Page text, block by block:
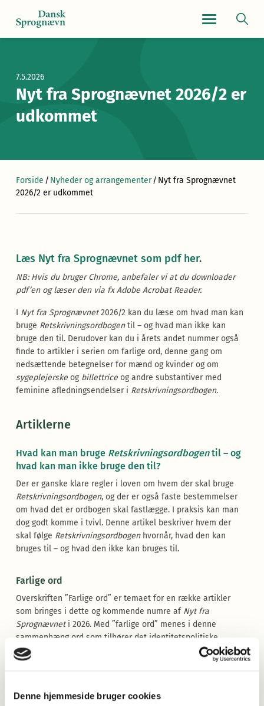
Denne hjemmeside bruger cookies
7.5.2026
Nyt fra Sprognævnet 2026/2 er
udkommet
Forside / Nyheder og arrangementer/ Nyt fra Sprognævnet
2026/2 er udkommet
Læs Nyt fra Sprognævnet som pdf her.
NB: Hvis du bruger Chrome, anbefaler vi at du downloader
pdf’en og læser den via fx Adobe Acrobat Reader.
I Nyt fra Sprognævnet2026/2 kan du læse om hvad man kan
bruge Retskrivningsordbogentil – og hvad man ikke kan
bruge den til. Derudover kan du i årets andet nummer også
finde to artikler i serien om farlige ord, denne gang om
nedsættende betegnelser for mænd og kvinder og om
sygeplejerskeog billettriceog andre substantiver med
feminine afledningsendelser i Retskrivningsordbogen.
Artiklerne
Hvad kan man bruge Retskrivningsordbogentil – og
hvad kan man ikke bruge den til?
Der er ganske klare regler i loven om hvem der skal bruge
Retskrivningsordbogen, og der er også faste bestemmelser
om hvad det er ordbogen skal fastlægge. I praksis kan man
dog godt komme i tvivl. Denne artikel beskriver hvem der
skal følge Retskrivningsordbogenhvornår, hvad den kan
bruges til – og hvad den ikke kan bruges til.
Farlige ord
Overskriften ”Farlige ord” er temaet for en række artikler
som bringes i dette og kommende numre af Nyt fra
Sprognævneti 2026. Med ”farlige ord” menes i denne
sammenhæng ord som tilhører det identitetspolitiske
område, og som i en eller flere henseender kan opfattes som
kontroversielle, dvs. ord som fx
,etnisk,
I dette nummer afNyt fra Sprognævnet